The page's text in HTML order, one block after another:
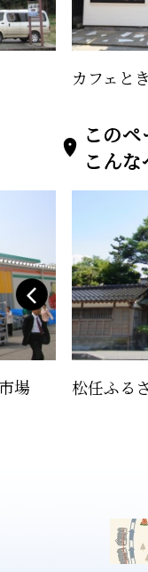
カフェと
このペ
こん
場 松任ふる